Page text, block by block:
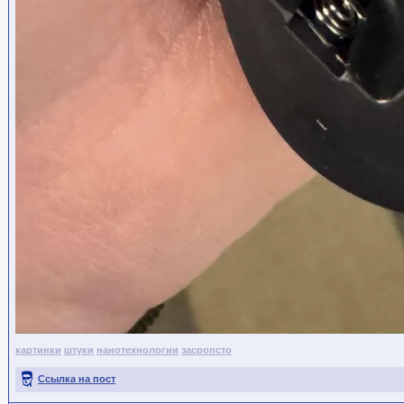
картинки штуки нанотехнологии засропсто
Ссылка на пост